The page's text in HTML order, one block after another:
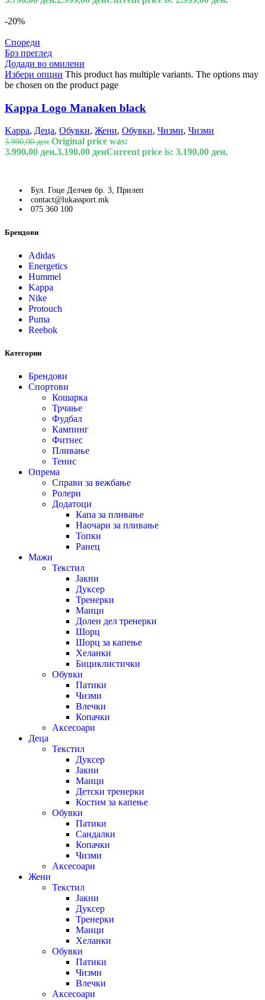
-20%
Спореди
Брз преглед
Додади во омилени
Избери опции This product has multiple variants. The options may
be chosen on the product page
Kappa Logo Manaken black
Kappa, Деца, Обувки, Жени, Обувки, Чизми, Чизми
3.990,00ден Original price was:
3.990,00 ден.3.190,00 денCurrent price is: 3.190,00 ден.
Бул. Гоце Делчев бр. 3, Прилеп
contact@lukassport.mk
075 360 100
Брендови
Adidas
Energetics
Hummel
Kappa
Nike
Protouch
Puma
Reebok
Категории
Брендови
Спортови
Кошарка
Трчање
Фудбал
Кампинг
Фитнес
Пливање
Тенис
Опрема
Справи за вежбање
Ролери
Додатоци
Капа за пливање
Наочари за пливање
Топки
Ранец
Мажи
Текстил
Јакни
Дуксер
Тренерки
Маици
Долен дел тренерки
Шорц
Шорц за капење
Хеланки
Бициклистички
Обувки
Патики
Чизми
Влечки
Копачки
Аксесоари
Деца
Текстил
Дуксер
Јакни
Маици
Детски тренерки
Костим за капење
Обувки
Патики
Сандалки
Копачки
Чизми
Аксесоари
Жени
Текстил
Јакни
Дуксер
Тренерки
Маици
Хеланки
Обувки
Патики
Чизми
Влечки
Аксесоари